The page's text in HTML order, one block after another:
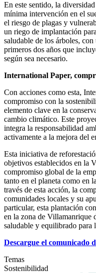
En este sentido, la
mínima intervención en el
el riesgo de plagas y
un riego de implantación
saludable de los árboles,
primeros dos años que
según sea necesario.
International Paper,
Con acciones como esta,
compromiso con la
elemento clave en la
cambio climático. Este
integra la responsabilidad
activamente a la mejora del
Esta iniciativa de
objetivos establecidos en la
compromiso global de la
tanto en el planeta como en
través de esta acción, la
comunidades locales y su
particular, esta plantación
en la zona de Villamanrique
saludable y equilibrado para
Descargue el comunicado
Temas
Sostenibilidad